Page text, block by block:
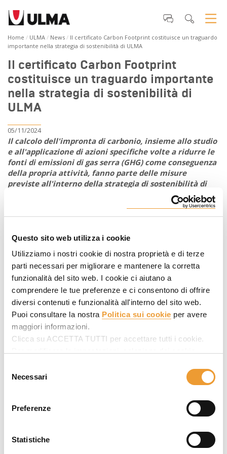
Questo sito web utilizza i cookie
Utilizziamo i nostri cookie di nostra proprietà e di terze
parti necessari per migliorare e mantenere la corretta
funzionalità del sito web. I cookie ci aiutano a
comprendere le tue preferenze e ci consentono di offrire
diversi contenuti e funzionalità all'interno del sito web.
Puoi consultare la nostra Politica sui cookie per avere
maggiori informazioni.
Clicca su ACCETTA TUTTI per accettare tutti i cookie.
ACCETTA LA SELEZIONE.
delNecessari
Preferenze
Statistiche
Home ULMA News
Il certificato Carbon Footprint costituisce un traguardo
importante nella strategia di sostenibilità di ULMA
Il certificato Carbon Footprint
costituisce un traguardo importante
nella strategia di sostenibilità di
ULMA
05/11/2024
Il calcolo dell'impronta di carbonio, insieme allo studio
e all'applicazione di azioni specifiche volte a ridurre le
fonti di emissioni di gas serra (GHG) come conseguenza
della propria attività, fanno parte delle misure
previste all'interno della strategia di sostenibilità di
ULMA volte a minimizzare il proprio impatto
Organizzazione con Scope 1+2+3 rilasciato da AENOR
il
14064-1:2018.